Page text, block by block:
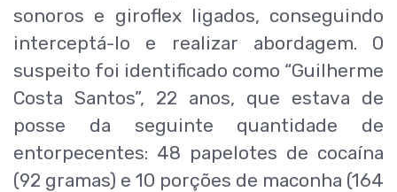
sonoros e giroflex ligados, conseguindo
interceptá-lo e realizar abordagem. O
suspeito foi identificado como “Guilherme
Costa Santos”, 22 anos, que estava de
posse da seguinte quantidade de
entorpecentes: 48 papelotes de cocaína
(92 gramas) e 10 porções de maconha (164